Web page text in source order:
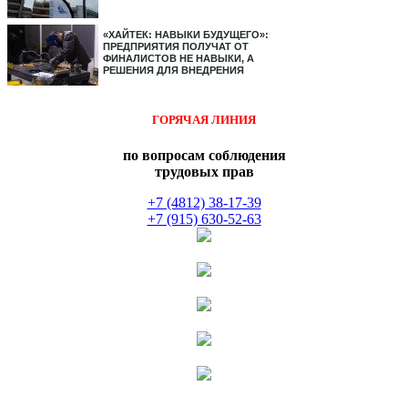
«ХАЙТЕК: НАВЫКИ БУДУЩЕГО»:
ПРЕДПРИЯТИЯ ПОЛУЧАТ ОТ
ФИНАЛИСТОВ НЕ НАВЫКИ, А
РЕШЕНИЯ ДЛЯ ВНЕДРЕНИЯ
ГОРЯЧАЯ ЛИНИЯ
по вопросам соблюдения
трудовых прав
+7 (4812) 38-17-39
+7 (915) 630-52-63